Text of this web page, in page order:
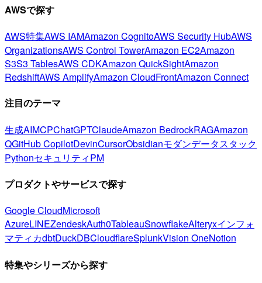
AWSで探す
AWS特集AWS IAMAmazon CognitoAWS Security HubAWS
OrganizationsAWS Control TowerAmazon EC2Amazon
S3S3 TablesAWS CDKAmazon QuickSightAmazon
RedshiftAWS AmplifyAmazon CloudFrontAmazon Connect
注目のテーマ
生成AIMCPChatGPTClaudeAmazon BedrockRAGAmazon
QGitHub CopilotDevinCursorObsidianモダンデータスタック
PythonセキュリティPM
プロダクトやサービスで探す
Google CloudMicrosoft
AzureLINEZendeskAuth0TableauSnowflakeAlteryxインフォ
マティカdbtDuckDBCloudflareSplunkVision OneNotion
特集やシリーズから探す